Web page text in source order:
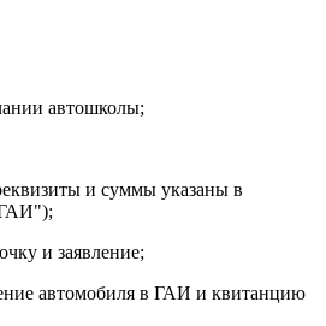
автошколы;
и суммы указаны в
ГАИ");
и заявление;
автомобиля в ГАИ и квитанцию